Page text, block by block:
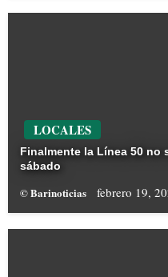
LOCALES
Finalmente la Línea 50
sábado
© Barinoticias febrero 19,